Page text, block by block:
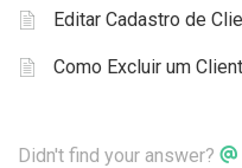
Editar Cadastro de
Como Excluir um
Didn't find your answer?